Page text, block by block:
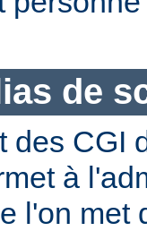
de
des CGI
à
l'on met